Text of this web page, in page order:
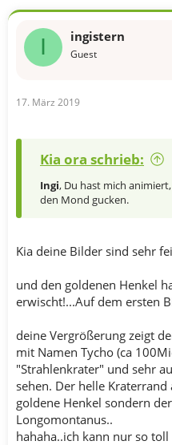
I ingistern
Guest
17. März 2019
Kia ora schrieb:
Ingi, Du hast mich
den Mond gucken.
Kia deine Bilder sind sehr
und den goldenen Henkel
erwischt!...Auf dem ersten
deine Vergrößerung zeigt
mit Namen Tycho (ca
"Strahlenkrater" und sehr
sehen. Der helle
goldene Henkel sondern
Longomontanus..
hahaha..ich kann nur so